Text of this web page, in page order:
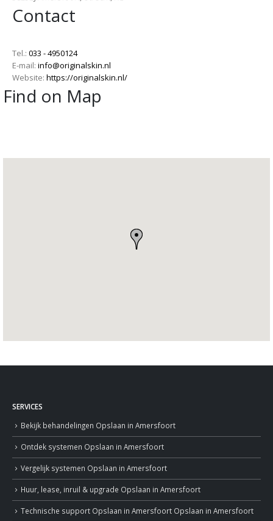
Contact
Tel.: 033 - 4950124
E-mail: info@originalskin.nl
Website: https://originalskin.nl/
Find on Map
SERVICES
Bekijk behandelingen Opslaan in Amersfoort
Ontdek systemen Opslaan in Amersfoort
Vergelijk systemen Opslaan in Amersfoort
Huur, lease, inruil & upgrade Opslaan in Amersfoort
Technische support Opslaan in Amersfoort Opslaan in Amersfoort